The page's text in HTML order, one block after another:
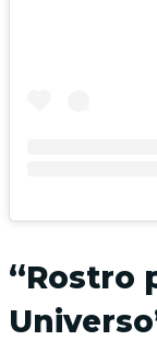
“Rostro